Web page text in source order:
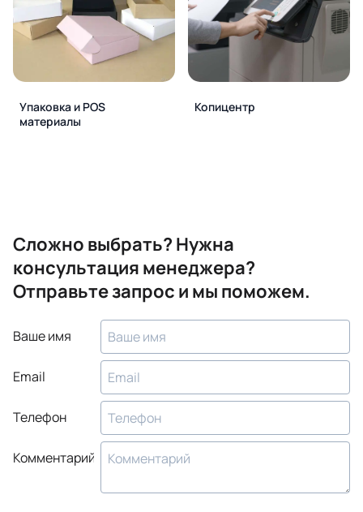
Упаковка и POS
материалы
Копицентр
Сложно выбрать? Нужна
консультация менеджера?
Отправьте запрос и мы поможем.
Ваше имя
Email
Телефон
Комментарий